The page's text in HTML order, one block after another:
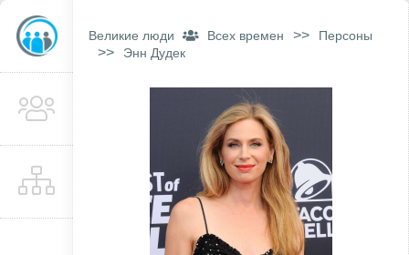
Великие люди Всех времен >> Персоны
>> Энн Дудек